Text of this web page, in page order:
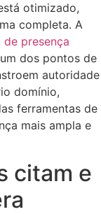
otimizado,
completa. A
presença
dos pontos de
autoridade
domínio,
ferramentas de
mais ampla e
citam e